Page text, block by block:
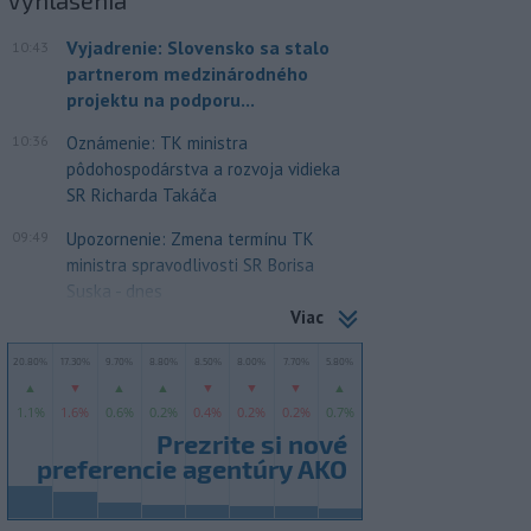
10:43
Vyjadrenie: Slovensko sa stalo
partnerom medzinárodného
projektu na podporu...
10:36
Oznámenie: TK ministra
pôdohospodárstva a rozvoja vidieka
SR Richarda Takáča
09:49
Upozornenie: Zmena termínu TK
ministra spravodlivosti SR Borisa
Suska - dnes
Viac